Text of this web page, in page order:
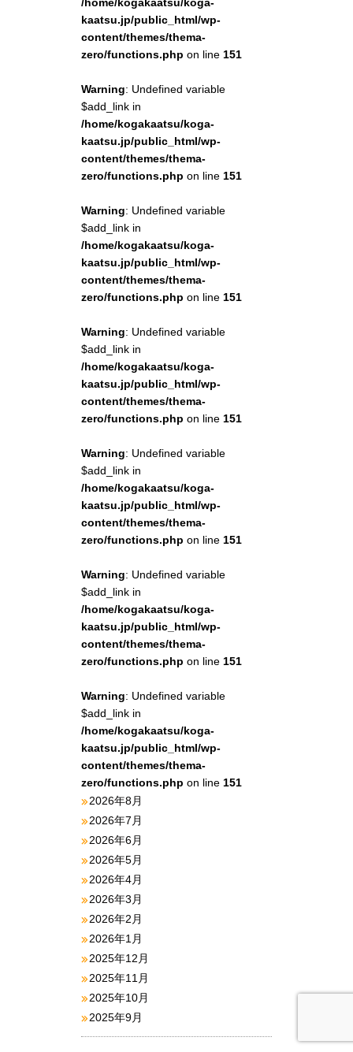
kaatsu.jp/public_html/wp-
content/themes/thema-
zero/functions.php on line 151
Warning: Undefined variable
$add_link in
/home/kogakaatsu/koga-
kaatsu.jp/public_html/wp-
content/themes/thema-
zero/functions.php on line 151
Warning: Undefined variable
$add_link in
/home/kogakaatsu/koga-
kaatsu.jp/public_html/wp-
content/themes/thema-
zero/functions.php on line 151
Warning: Undefined variable
$add_link in
/home/kogakaatsu/koga-
kaatsu.jp/public_html/wp-
content/themes/thema-
zero/functions.php on line 151
Warning: Undefined variable
$add_link in
/home/kogakaatsu/koga-
kaatsu.jp/public_html/wp-
content/themes/thema-
zero/functions.php on line 151
Warning: Undefined variable
$add_link in
/home/kogakaatsu/koga-
kaatsu.jp/public_html/wp-
content/themes/thema-
zero/functions.php on line 151
Warning: Undefined variable
$add_link in
/home/kogakaatsu/koga-
kaatsu.jp/public_html/wp-
content/themes/thema-
zero/functions.php on line 151
2026年8月
2026年7月
2026年6月
2026年5月
2026年4月
2026年3月
2026年2月
2026年1月
2025年12月
2025年11月
2025年10月
2025年9月